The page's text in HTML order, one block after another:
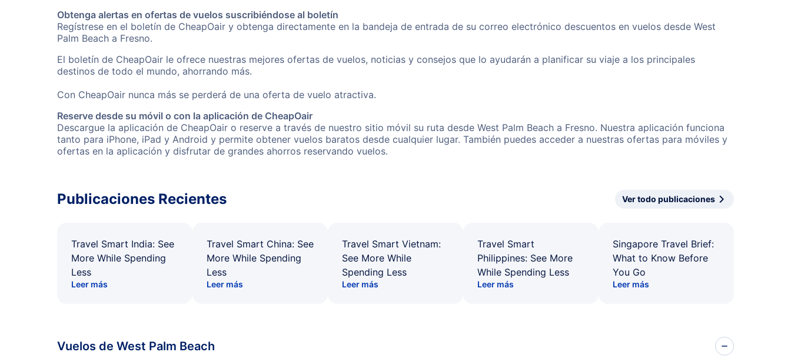
Obtenga alertas en ofertas de vuelos suscribiéndose al boletín
Regístrese en el boletín de CheapOair y obtenga directamente en la bandeja de entrada de su correo electrónico descuentos en vuelos desde West
Palm Beach a Fresno.
El boletín de CheapOair le ofrece nuestras mejores ofertas de vuelos, noticias y consejos que lo ayudarán a planificar su viaje a los principales
destinos de todo el mundo, ahorrando más.
Con CheapOair nunca más se perderá de una oferta de vuelo atractiva.
Reserve desde su móvil o con la aplicación de CheapOair
Descargue la aplicación de CheapOair o reserve a través de nuestro sitio móvil su ruta desde West Palm Beach a Fresno. Nuestra aplicación funciona
tanto para iPhone, iPad y Android y permite obtener vuelos baratos desde cualquier lugar. También puedes acceder a nuestras ofertas para móviles y
ofertas en la aplicación y disfrutar de grandes ahorros reservando vuelos.
Publicaciones Recientes Ver todo publicaciones
Travel Smart India: See
More While Spending
Less
Leer más
Travel Smart China: See
More While Spending
Less
Leer más
Travel Smart Vietnam:
See More While
Spending Less
Leer más
Travel Smart
Philippines: See More
While Spending Less
Leer más
Singapore Travel Brief:
What to Know Before
You Go
Leer más
Vuelos de West Palm Beach